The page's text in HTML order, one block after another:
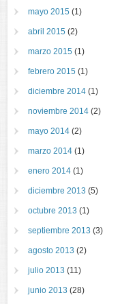
mayo 2015 (1)
abril 2015 (2)
marzo 2015 (1)
febrero 2015 (1)
diciembre 2014 (1)
noviembre 2014 (2)
mayo 2014 (2)
marzo 2014 (1)
enero 2014 (1)
diciembre 2013 (5)
octubre 2013 (1)
septiembre 2013 (3)
agosto 2013 (2)
julio 2013 (11)
junio 2013 (28)